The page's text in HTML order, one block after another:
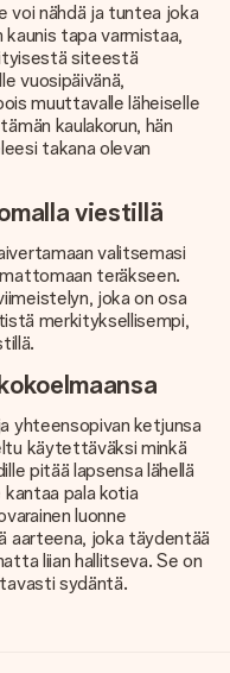
voi nähdä ja tuntea joka
kaunis tapa varmistaa,
siteestä
vuosipäivänä,
muuttavalle läheiselle
kaulakorun, hän
takana olevan
viestillä
valitsemasi
teräkseen.
joka on osa
merkityksellisempi,
yhteensopivan ketjunsa
käytettäväksi minkä
pitää lapsensa lähellä
pala kotia
luonne
aarteena, joka täydentää
liian hallitseva. Se on
sydäntä.